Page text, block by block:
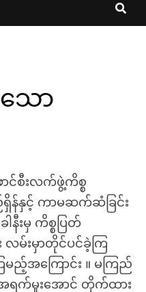
ော
စီးလက်ဖွဲ့ကိစ္စ
ရှိန်နှင့် ကာမဆက်ဆံခြင်း
နီးမှ ကိစ္စပြတ်
လမ်းမှာတိုင်ပင်ခဲ့ကြ
ည့်အကြောင်း ။ မကြည်
ရက်မူးအောင် တိုက်ထား